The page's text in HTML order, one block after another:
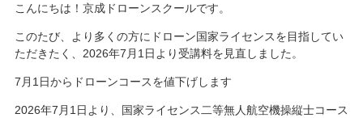
こんにちは！京成ドローンスクールです。
このたび、より多くの方にドローン国家ライセンスを目指してい
ただきたく、2026年7月1日より受講料を見直しました。
7月1日からドローンコースを値下げします
2026年7月1日より、国家ライセンス二等無人航空機操縦士コース